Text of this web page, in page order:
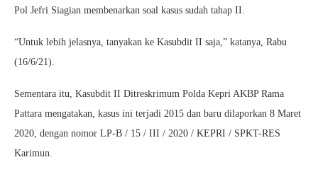
Pol Jefri Siagian membenarkan soal kasus sudah tahap II.
“Untuk lebih jelasnya, tanyakan ke Kasubdit II saja,” katanya, Rabu
(16/6/21).
Sementara itu, Kasubdit II Ditreskrimum Polda Kepri AKBP Rama
Pattara mengatakan, kasus ini terjadi 2015 dan baru dilaporkan 8 Maret
2020, dengan nomor LP-B / 15 / III / 2020 / KEPRI / SPKT-RES
Karimun.